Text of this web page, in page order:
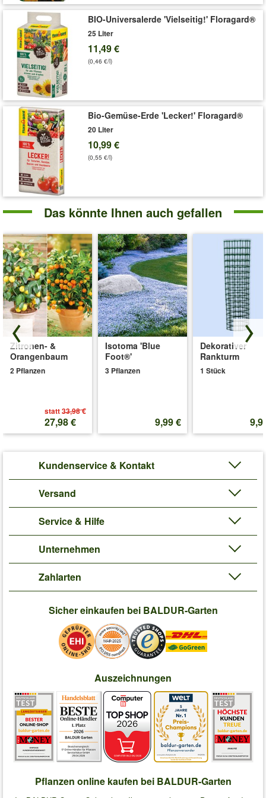
BIO-Universalerde 'Vielseitig!' Floragard®
25 Liter
11,49 €
(0,46 €/l)
Bio-Gemüse-Erde 'Lecker!' Floragard®
20 Liter
10,99 €
(0,55 €/l)
Das könnte Ihnen auch gefallen
Zitronen- &
Orangenbaum
2 Pflanzen
statt33,98 €
27,98 €
Isotoma 'Blue
Foot®'
3 Pflanzen
9,99 €
Dekorativer
Rankturm
1 Stück
Kundenservice & Kontakt
Versand
Service & Hilfe
Unternehmen
Zahlarten
Sicher einkaufen bei BALDUR-Garten
Auszeichnungen
Pflanzen online kaufen bei BALDUR-Garten